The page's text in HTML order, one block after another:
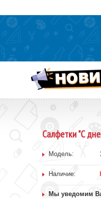
Салфетки "С
Модель:
Наличие:
Мы уведомим